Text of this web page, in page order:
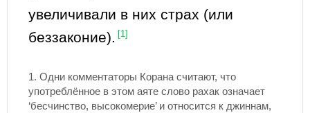
увеличивали в них страх (или
беззаконие).
[1]
1. Одни комментаторы Корана считают, что
употреблённое в этом аяте слово рахак означает
‘бесчинство, высокомерие’ и относится к джиннам,